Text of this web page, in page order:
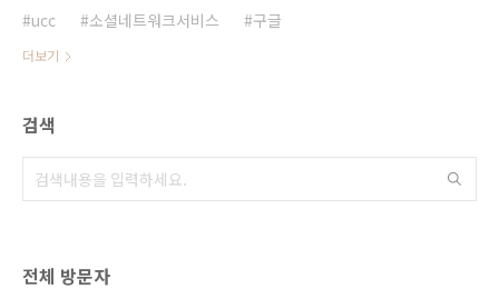
ucc
소셜네트워크서비스 구글
더보기
검색
전체 방문자